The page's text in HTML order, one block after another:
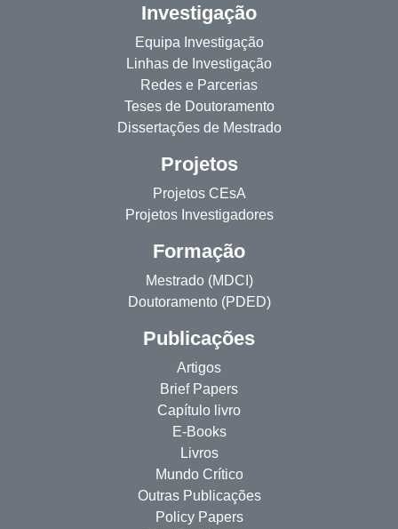
Investigação
Equipa Investigação
Linhas de Investigação
Redes e Parcerias
Teses de Doutoramento
Dissertações de Mestrado
Projetos
Projetos CEsA
Projetos Investigadores
Formação
Mestrado (MDCI)
Doutoramento (PDED)
Publicações
Artigos
Brief Papers
Capítulo livro
E-Books
Livros
Mundo Crítico
Outras Publicações
Policy Papers